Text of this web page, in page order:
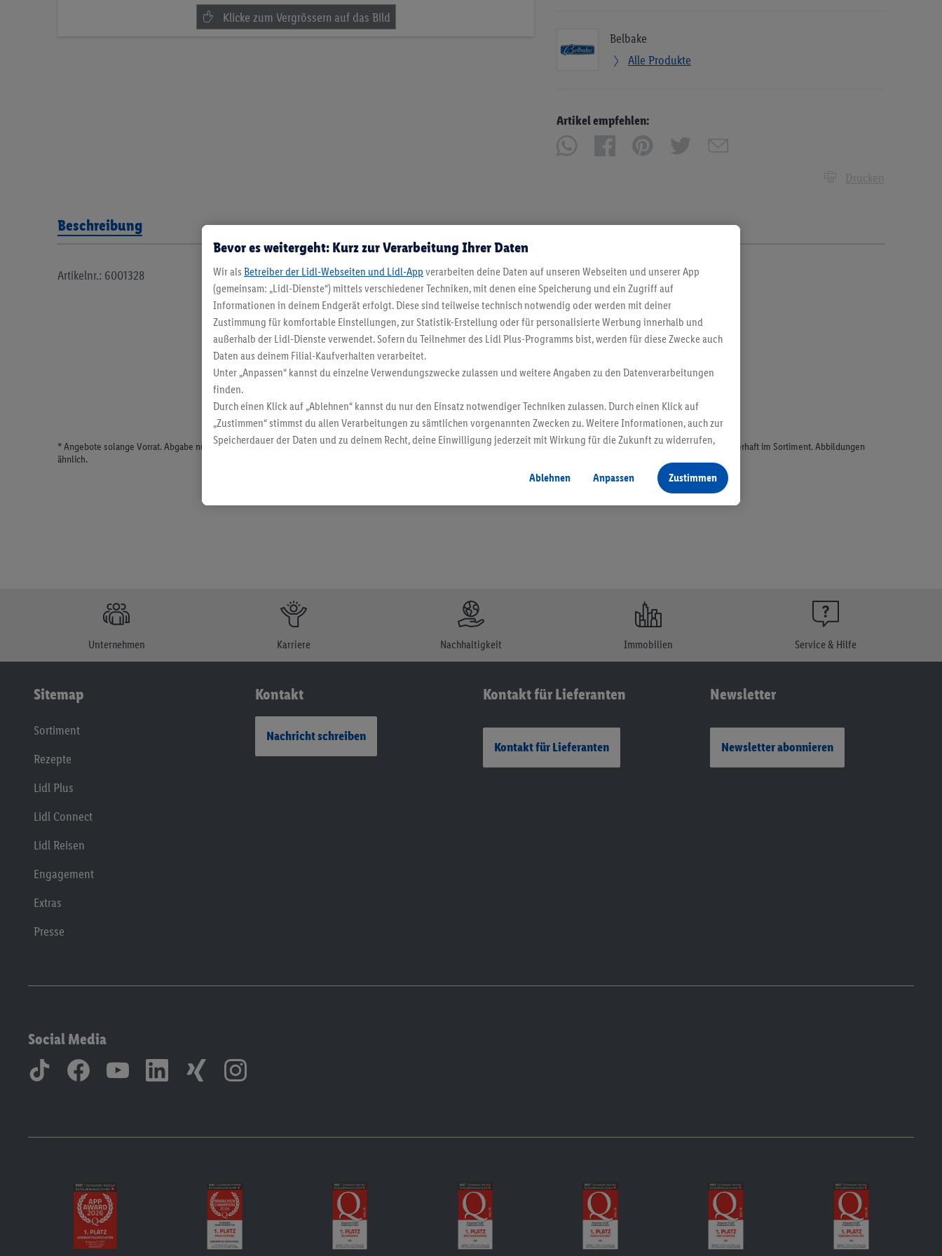
Belbake
Alle Produkte
Artikel empfehlen:
Drucken
Beschreibung
Artikelnr.: 6001328
* Angebote solange Vorrat. Abgabe nur in haushaltsüblichen Mengen. Verkauf ohne Dekoration. Die hier beworbenen Produkte, vor allem NonFood-Produkte, sind nicht alle dauerhaft im Sortiment. Abbildungen
ähnlich.
Unternehmen Karriere Nachhaltigkeit Immobilien Service & Hilfe
Sitemap
Sortiment
Rezepte
Lidl Plus
Lidl Connect
Lidl Reisen
Engagement
Extras
Presse
Kontakt
Nachricht schreiben
Kontakt für Lieferanten
Kontakt für Lieferanten
Newsletter
Newsletter abonnieren
Social Media
Bevor es weitergeht: Kurz zur Verarbeitung Ihrer Daten
Wir als Betreiber der Lidl-Webseiten und Lidl-App verarbeiten deine Daten auf unseren Webseiten und unserer App
(gemeinsam: „Lidl-Dienste“) mittels verschiedener Techniken, mit denen eine Speicherung und ein Zugriff auf
Informationen in deinem Endgerät erfolgt. Diese sind teilweise technisch notwendig oder werden mit deiner
Zustimmung für komfortable Einstellungen, zur Statistik-Erstellung oder für personalisierte Werbung innerhalb und
außerhalb der Lidl-Dienste verwendet. Sofern du Teilnehmer des Lidl Plus-Programms bist, werden für diese Zwecke auch
Daten aus deinem Filial-Kaufverhalten verarbeitet.
Unter „Anpassen“ kannst du einzelne Verwendungszwecke zulassen und weitere Angaben zu den Datenverarbeitungen
finden.
Durch einen Klick auf „Ablehnen“ kannst du nur den Einsatz notwendiger Techniken zulassen. Durch einen Klick auf
„Zustimmen“ stimmst du allen Verarbeitungen zu sämtlichen vorgenannten Zwecken zu. Weitere Informationen, auch zur
Speicherdauer der Daten und zu deinem Recht, deine Einwilligung jederzeit mit Wirkung für die Zukunft zu widerrufen,
Ablehnen
Anpassen Zustimmen